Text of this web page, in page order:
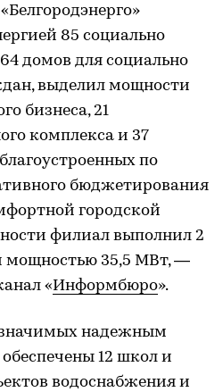
85 социально
домов для социально
выделил мощности
бизнеса, 21
комплекса и 37
по
бюджетирования
городской
филиал выполнил 2
мощностью 35,5 МВт, —
«Информбюро».
значимых надежным
12 школ и
водоснабжения и